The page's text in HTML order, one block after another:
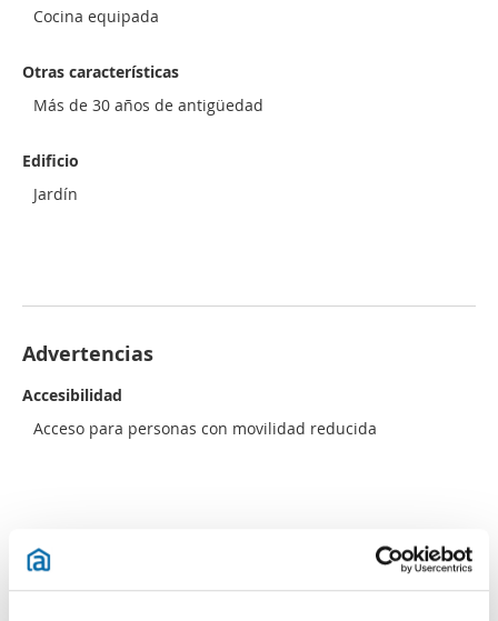
Cocina equipada
Otras características
Más de 30 años de antigüedad
Edificio
Jardín
Advertencias
Accesibilidad
Acceso para personas con movilidad reducida